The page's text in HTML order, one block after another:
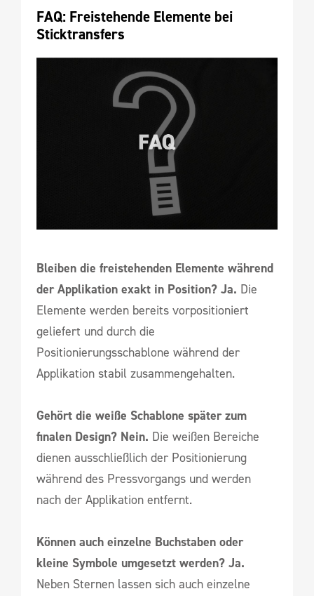
FAQ: Freistehende Elemente bei
Sticktransfers
Bleiben die freistehenden Elemente während
der Applikation exakt in Position? Ja. Die
Elemente werden bereits vorpositioniert
geliefert und durch die
Positionierungsschablone während der
Applikation stabil zusammengehalten.
Gehört die weiße Schablone später zum
finalen Design? Nein. Die weißen Bereiche
dienen ausschließlich der Positionierung
während des Pressvorgangs und werden
nach der Applikation entfernt.
Können auch einzelne Buchstaben oder
kleine Symbole umgesetzt werden? Ja.
Neben Sternen lassen sich auch einzelne